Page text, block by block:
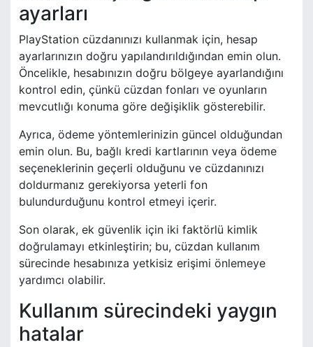
ayarları
PlayStation cüzdanınızı kullanmak için, hesap
ayarlarınızın doğru yapılandırıldığından emin olun.
Öncelikle, hesabınızın doğru bölgeye ayarlandığını
kontrol edin, çünkü cüzdan fonları ve oyunların
mevcutlığı konuma göre değişiklik gösterebilir.
Ayrıca, ödeme yöntemlerinizin güncel olduğundan
emin olun. Bu, bağlı kredi kartlarının veya ödeme
seçeneklerinin geçerli olduğunu ve cüzdanınızı
doldurmanız gerekiyorsa yeterli fon
bulundurduğunu kontrol etmeyi içerir.
Son olarak, ek güvenlik için iki faktörlü kimlik
doğrulamayı etkinleştirin; bu, cüzdan kullanım
sürecinde hesabınıza yetkisiz erişimi önlemeye
yardımcı olabilir.
Kullanım sürecindeki yaygın
hatalar